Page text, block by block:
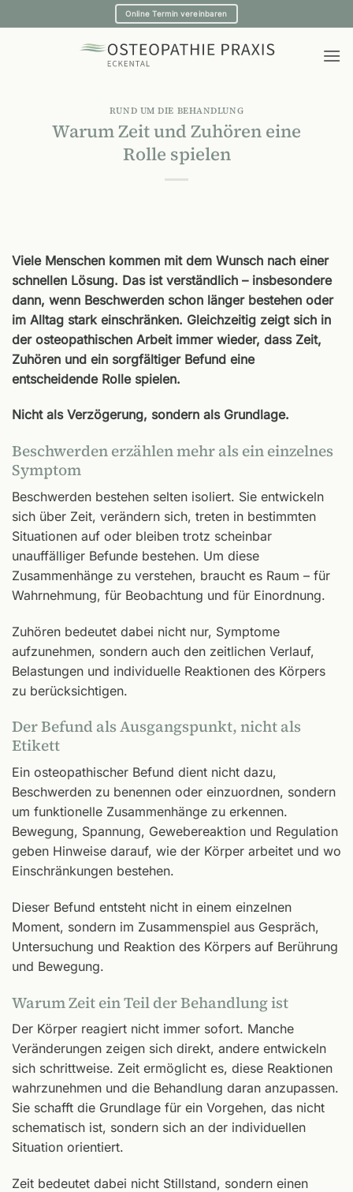
Inhalt
Online Termin vereinbaren
RUND UM DIE BEHANDLUNG
Warum Zeit und Zuhören eine
Rolle spielen
Viele Menschen kommen mit dem Wunsch nach einer
schnellen Lösung. Das ist verständlich – insbesondere
dann, wenn Beschwerden schon länger bestehen oder
im Alltag stark einschränken. Gleichzeitig zeigt sich in
der osteopathischen Arbeit immer wieder, dass Zeit,
Zuhören und ein sorgfältiger Befund eine
entscheidende Rolle spielen.
Nicht als Verzögerung, sondern als Grundlage.
Beschwerden erzählen mehr als ein einzelnes
Symptom
Beschwerden bestehen selten isoliert. Sie entwickeln
sich über Zeit, verändern sich, treten in bestimmten
Situationen auf oder bleiben trotz scheinbar
unauffälliger Befunde bestehen. Um diese
Zusammenhänge zu verstehen, braucht es Raum – für
Wahrnehmung, für Beobachtung und für Einordnung.
Zuhören bedeutet dabei nicht nur, Symptome
aufzunehmen, sondern auch den zeitlichen Verlauf,
Belastungen und individuelle Reaktionen des Körpers
zu berücksichtigen.
Der Befund als Ausgangspunkt, nicht als
Etikett
Ein osteopathischer Befund dient nicht dazu,
Beschwerden zu benennen oder einzuordnen, sondern
um funktionelle Zusammenhänge zu erkennen.
Bewegung, Spannung, Gewebereaktion und Regulation
geben Hinweise darauf, wie der Körper arbeitet und wo
Einschränkungen bestehen.
Dieser Befund entsteht nicht in einem einzelnen
Moment, sondern im Zusammenspiel aus Gespräch,
Untersuchung und Reaktion des Körpers auf Berührung
und Bewegung.
Warum Zeit ein Teil der Behandlung ist
Der Körper reagiert nicht immer sofort. Manche
Veränderungen zeigen sich direkt, andere entwickeln
sich schrittweise. Zeit ermöglicht es, diese Reaktionen
wahrzunehmen und die Behandlung daran anzupassen.
Sie schafft die Grundlage für ein Vorgehen, das nicht
schematisch ist, sondern sich an der individuellen
Situation orientiert.
Zeit bedeutet dabei nicht Stillstand, sondern einen